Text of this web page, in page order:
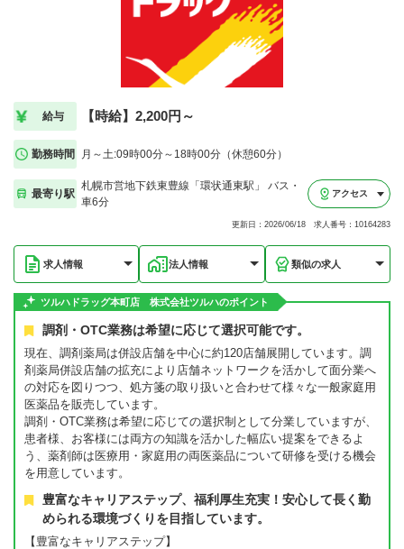
給与 【時給】2,200円～
勤務時間 月～土:09時00分～18時00分（休憩60分）
最寄り駅
札幌市営地下鉄東豊線「環状通東駅」 バス・
車6分
アクセス
更新日：2026/06/18 求人番号：10164283
求人情報 法人情報 類似の求人
ツルハドラッグ本町店 株式会社ツルハのポイント
調剤・OTC業務は希望に応じて選択可能です。
現在、調剤薬局は併設店舗を中心に約120店舗展開しています。調
剤薬局併設店舗の拡充により店舗ネットワークを活かして面分業へ
の対応を図りつつ、処方箋の取り扱いと合わせて様々な一般家庭用
医薬品を販売しています。
調剤・OTC業務は希望に応じての選択制として分業していますが、
患者様、お客様には両方の知識を活かした幅広い提案をできるよ
う、薬剤師は医療用・家庭用の両医薬品について研修を受ける機会
を用意しています。
豊富なキャリアステップ、福利厚生充実！安心して長く勤
められる環境づくりを目指しています。
【豊富なキャリアステップ】